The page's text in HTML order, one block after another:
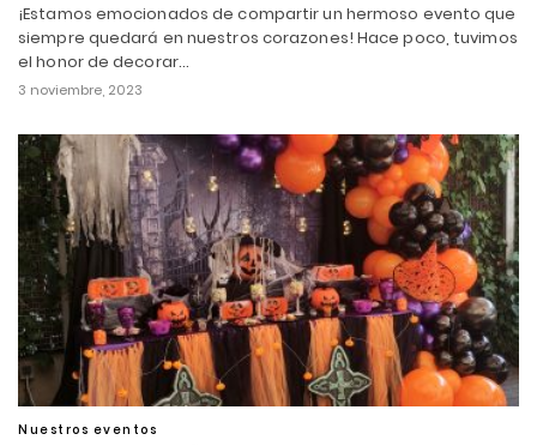
¡Estamos emocionados de compartir un hermoso evento que
siempre quedará en nuestros corazones! Hace poco, tuvimos
el honor de decorar…
3 noviembre, 2023
Nuestros eventos